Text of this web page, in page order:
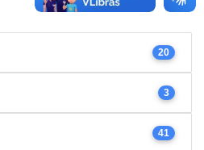
20
3
41